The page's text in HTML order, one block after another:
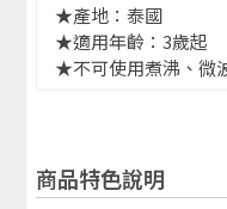
★產地：泰國
★適用年齡：3歲起
★不可使用煮沸、微
商品特色說明